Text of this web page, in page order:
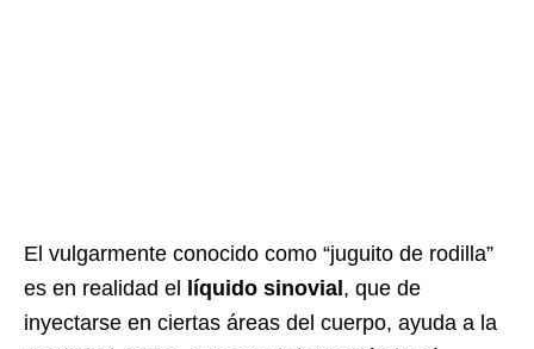
El vulgarmente conocido como “juguito de rodilla”
es en realidad el
líquido sinovial , que de
inyectarse en ciertas áreas del cuerpo, ayuda a la